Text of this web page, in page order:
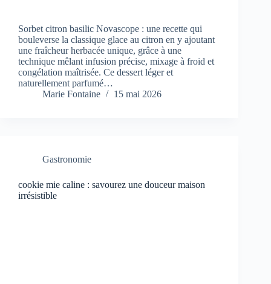
Sorbet citron basilic Novascope : une recette qui
bouleverse la classique glace au citron en y ajoutant
une fraîcheur herbacée unique, grâce à une
technique mêlant infusion précise, mixage à froid et
congélation maîtrisée. Ce dessert léger et
naturellement parfumé…
Marie Fontaine
15 mai 2026
Gastronomie
cookie mie caline : savourez une douceur maison
irrésistible